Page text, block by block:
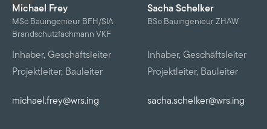
Michael Frey
MSc Bauingenieur BFH/SIA
Brandschutzfachmann VKF
Inhaber, Geschäftsleiter
Projektleiter, Bauleiter
michael.frey@wrs.ing
Sacha Schelker
BSc Bauingenieur ZHAW
Inhaber, Geschäftsleiter
Projektleiter, Bauleiter
sacha.schelker@wrs.ing